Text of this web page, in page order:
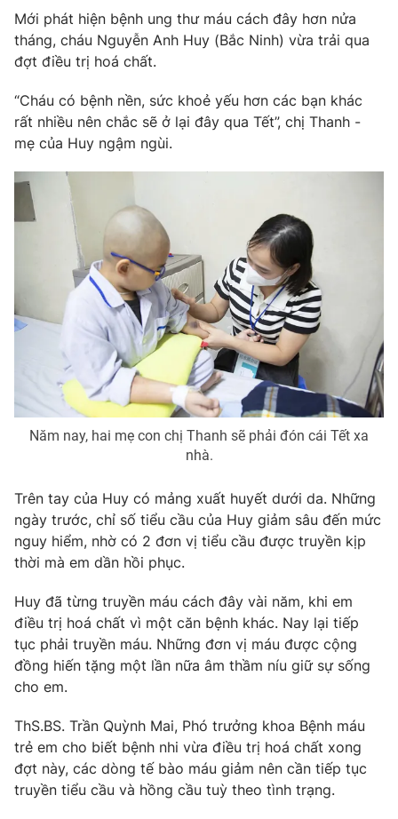
Thị trường
Tư vấn
Chuyên mục khác
Emagazine Podcast
Photo
Video
VTV Money VTV Thể thao
VTV Sức khoẻ Bất động sản
Thị trường 24h Tấm lòng Việt
VTV4 Vươn mình bằng AI
VTV8
Liên hệ tòa soạn English
THỜI BÁO VTV
Theo dõi báo trên
Cơ quan chủ quản:Đài Truyền hình Việt Nam
Cơ quan báo chí:Thời báo VTV
Giấy phép hoạt động báo in và báo điện tử số 483/GP-BTTTT
Mới phát hiện bệnh ung thư máu cách đây hơn nửa
tháng, cháu Nguyễn Anh Huy (Bắc Ninh) vừa trải qua
đợt điều trị hoá chất.
“Cháu có bệnh nền, sức khoẻ yếu hơn các bạn khác
rất nhiều nên chắc sẽ ở lại đây qua Tết”, chị Thanh -
mẹ của Huy ngậm ngùi.
Năm nay, hai mẹ con chị Thanh sẽ phải đón cái Tết xa
nhà.
Trên tay của Huy có mảng xuất huyết dưới da. Những
ngày trước, chỉ số tiểu cầu của Huy giảm sâu đến mức
nguy hiểm, nhờ có 2 đơn vị tiểu cầu được truyền kịp
thời mà em dần hồi phục.
Huy đã từng truyền máu cách đây vài năm, khi em
điều trị hoá chất vì một căn bệnh khác. Nay lại tiếp
tục phải truyền máu. Những đơn vị máu được cộng
đồng hiến tặng một lần nữa âm thầm níu giữ sự sống
cho em.
ThS.BS. Trần Quỳnh Mai, Phó trưởng khoa Bệnh máu
trẻ em cho biết bệnh nhi vừa điều trị hoá chất xong
đợt này, các dòng tế bào máu giảm nên cần tiếp tục
truyền tiểu cầu và hồng cầu tuỳ theo tình trạng.